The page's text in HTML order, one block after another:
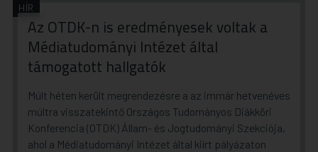
HÍR
Az OTDK-n is eredményesek voltak a
Médiatudományi Intézet által
támogatott hallgatók
Múlt héten került megrendezésre a az immár hetvenéves
múltra visszatekintő Országos Tudományos Diákköri
Konferencia (OTDK) Állam- és Jogtudományi Szekciója,
ahol a Médiatudományi Intézet által kiírt pályázaton